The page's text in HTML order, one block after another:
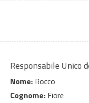
Responsabile Unico
Nome: Rocco
Cognome: Fiore